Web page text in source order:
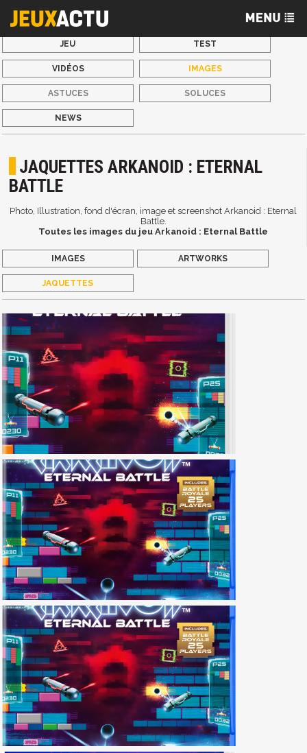
JEU TEST
VIDÉOS IMAGES
ASTUCES SOLUCES
NEWS
JAQUETTES ARKANOID : ETERNAL
BATTLE
Photo, Illustration, fond d'écran, image et screenshot Arkanoid : Eternal
Battle.
Toutes les images du jeu Arkanoid : Eternal Battle
IMAGES ARTWORKS
JAQUETTES